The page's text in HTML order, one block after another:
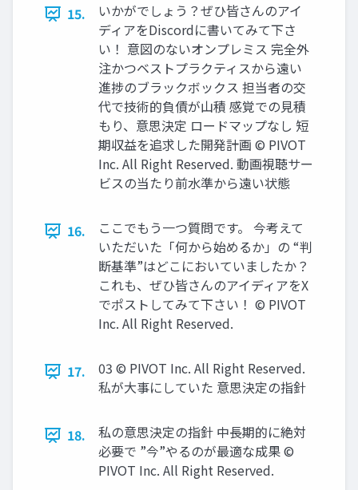
15.
いかがでしょう？ぜひ皆さんのアイ
ディアをDiscordに書いてみて下さ
い！ 意図のないオンプレミス 完全外
注かつベストプラクティスから遠い
進捗のブラックボックス 担当者の交
代で技術的負債が山積 感覚での見積
もり、意思決定 ロードマップなし 短
期収益を追求した開発計画 © PIVOT
Inc. All Right Reserved. 動画視聴サー
ビスの当たり前水準から遠い状態
16.
ここでもう一つ質問です。 今考えて
いただいた「何から始めるか」の “判
断基準”はどこにおいていましたか？
これも、ぜひ皆さんのアイディアをX
でポストしてみて下さい！ © PIVOT
Inc. All Right Reserved.
17.
03 © PIVOT Inc. All Right Reserved.
私が大事にしていた 意思決定の指針
18.
私の意思決定の指針 中長期的に絶対
必要で ”今”やるのが最適な成果 ©
PIVOT Inc. All Right Reserved.